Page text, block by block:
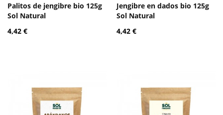
Palitos de jengibre bio 125g
Sol Natural
4,42 €
Jengibre en dados bio 125g
Sol Natural
4,42 €